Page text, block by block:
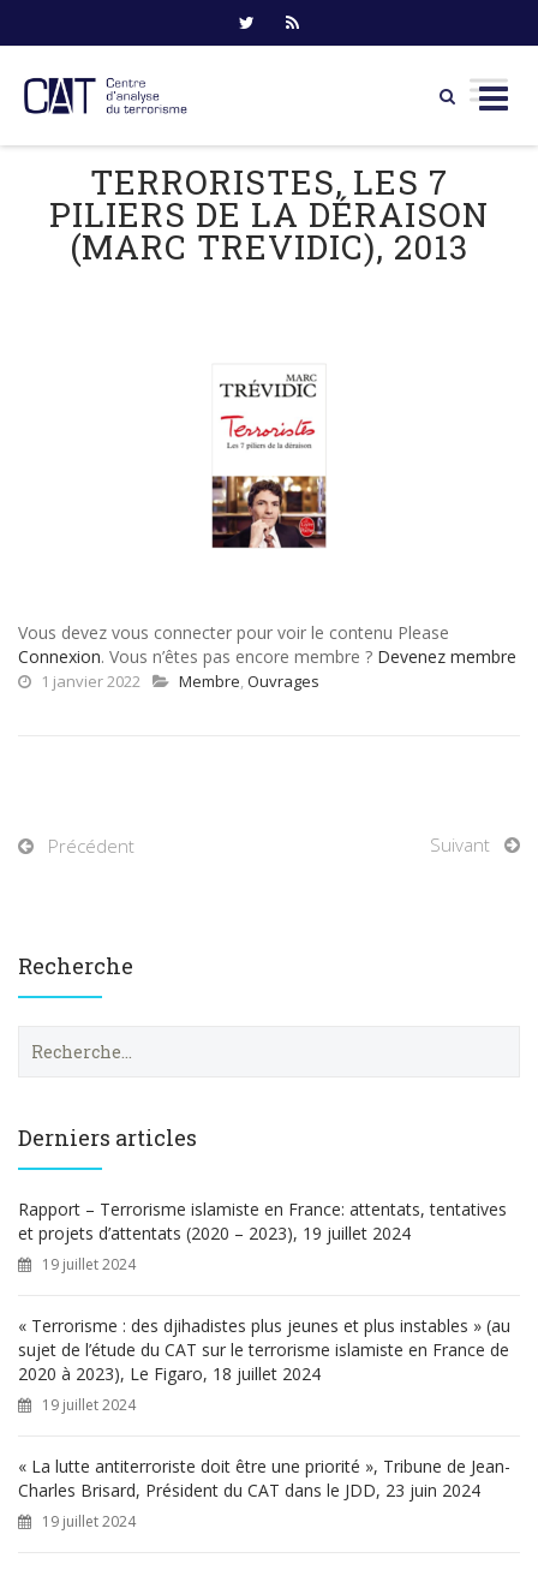
content
TERRORISTES, LES 7
PILIERS DE LA DÉRAISON
(MARC TREVIDIC), 2013
Vous devez vous connecter pour voir le contenu Please
Connexion. Vous n’êtes pas encore membre ? Devenez membre
1 janvier 2022 Membre, Ouvrages
Précédent Suivant
Recherche
e
h
e
r
Derniers articles
Rapport – Terrorisme islamiste en France: attentats, tentatives
et projets d’attentats (2020 – 2023), 19 juillet 2024
19 juillet 2024
« Terrorisme : des djihadistes plus jeunes et plus instables » (au
sujet de l’étude du CAT sur le terrorisme islamiste en France de
2020 à 2023), Le Figaro, 18 juillet 2024
19 juillet 2024
« La lutte antiterroriste doit être une priorité », Tribune de Jean-
Charles Brisard, Président du CAT dans le JDD, 23 juin 2024
19 juillet 2024